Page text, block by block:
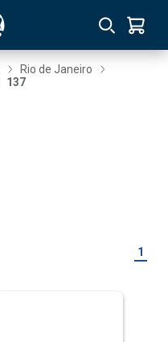
Rio de Janeiro
137
1